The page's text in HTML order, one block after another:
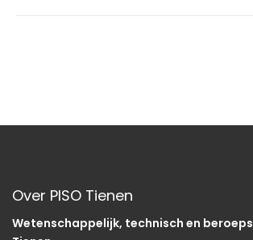
Over PISO Tienen
Wetenschappelijk, technisch en